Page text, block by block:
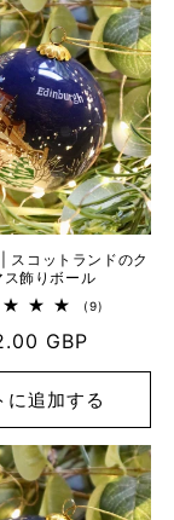
スコットランドのク
ス飾りボール
(9)
ー
GBP
に追加する